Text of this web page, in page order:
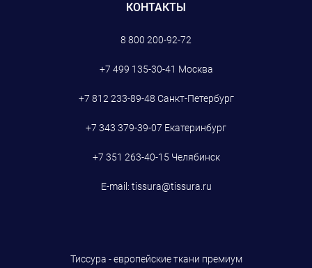
КОНТАКТЫ
8 800 200-92-72
+7 499 135-30-41 Москва
+7 812 233-89-48 Санкт-Петербург
+7 343 379-39-07 Екатеринбург
+7 351 263-40-15 Челябинск
E-mail: tissura@tissura.ru
Тиссура - европейские ткани премиум